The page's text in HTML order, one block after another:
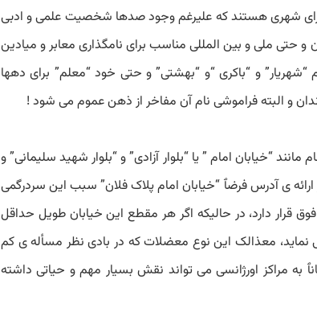
شهری هستند که علیرغم وجود صدها شخصیت علمی و ادبی
ملی و بین المللی مناسب برای نامگذاری معابر و میادین
و “باکری “و “بهشتی” و حتی خود “معلم” برای دهها
و البته فراموشی نام آن مفاخر از ذهن عموم می شود !
“خیابان امام ” یا “بلوار آزادی” و “بلوار شهید سلیمانی” و
ی آدرس فرضٱ “خیابان امام پلاک فلان” سبب این سردرگمی
در کدام قسمت مسیر حدودٱ ۱۰ کیلومتری فوق قرار دارد، در حالیکه اگر هر مقطع این خیابان طویل حداقل
معذالک این نوع معضلات که در بادی نظر مسأله ی کم
به مراکز اورژانسی می تواند نقش بسیار مهم و حیاتی داشته